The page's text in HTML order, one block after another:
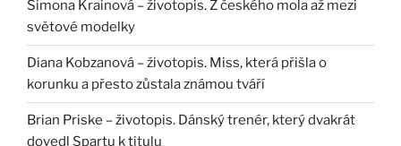
Simona Krainová – životopis. Z českého mola až mezi
světové modelky
Diana Kobzanová – životopis. Miss, která přišla o
korunku a přesto zůstala známou tváří
Brian Priske – životopis. Dánský trenér, který dvakrát
dovedl Spartu k titulu